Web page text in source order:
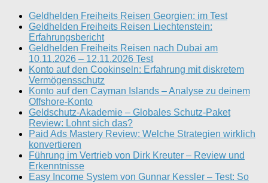
Geldhelden Freiheits Reisen Georgien: im Test
Geldhelden Freiheits Reisen Liechtenstein:
Erfahrungsbericht
Geldhelden Freiheits Reisen nach Dubai am
10.11.2026 – 12.11.2026 Test
Konto auf den Cookinseln: Erfahrung mit diskretem
Vermögensschutz
Konto auf den Cayman Islands – Analyse zu deinem
Offshore-Konto
Geldschutz-Akademie – Globales Schutz-Paket
Review: Lohnt sich das?
Paid Ads Mastery Review: Welche Strategien wirklich
konvertieren
Führung im Vertrieb von Dirk Kreuter – Review und
Erkenntnisse
Easy Income System von Gunnar Kessler – Test: So